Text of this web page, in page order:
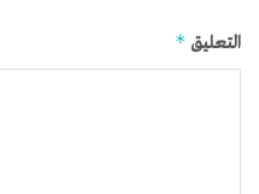
التعليق *